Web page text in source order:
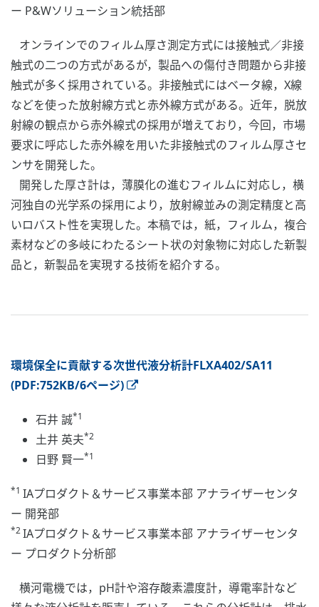
ー P&Wソリューション統括部
オンラインでのフィルム厚さ測定方式には接触式／非接
触式の二つの方式があるが，製品への傷付き問題から非接
触式が多く採用されている。非接触式にはベータ線，X線
などを使った放射線方式と赤外線方式がある。近年，脱放
射線の観点から赤外線式の採用が増えており，今回，市場
要求に呼応した赤外線を用いた非接触式のフィルム厚さセ
ンサを開発した。
開発した厚さ計は，薄膜化の進むフィルムに対応し，横
河独自の光学系の採用により，放射線並みの測定精度と高
いロバスト性を実現した。本稿では，紙，フィルム，複合
素材などの多岐にわたるシート状の対象物に対応した新製
品と，新製品を実現する技術を紹介する。
環境保全に貢献する次世代液分析計FLXA402/SA11
(PDF:752KB/6ページ)
石井 誠*1
土井 英夫*2
日野 賢一*1
*1 IAプロダクト＆サービス事業本部 アナライザーセンタ
ー 開発部
*2IAプロダクト＆サービス事業本部 アナライザーセンタ
ー プロダクト分析部
横河電機では，pH計や溶存酸素濃度計，導電率計など